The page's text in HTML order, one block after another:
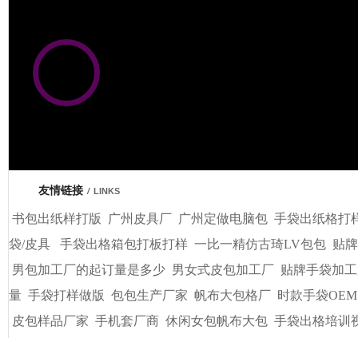
友情链接 / LINKS
书包出纸样打版 广州皮具厂 广州定做电脑包 手袋出纸格打
袋/皮具
手袋出格箱包打板打样 一比一精仿古琦LV包包 贴
男包加工厂的起订量是多少 男女式皮包加工厂 贴牌手袋加
量 手袋打样做版 包包生产厂家 帆布大包格厂 时款手袋OEM
皮包样品厂家 手机套厂商 休闲女包帆布大包 手袋出格培训